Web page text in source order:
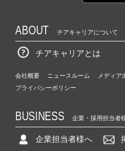
ABOUT チアキャリアについて
チアキャリアとは
会社概要 ニュースルーム
メディア
プライバシーポリシー
BUSINESS 企業・採用担当者
企業担当者様へ